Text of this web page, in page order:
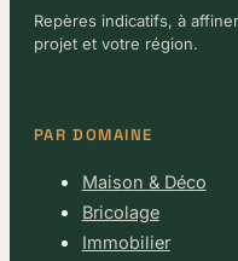
Repères indicatifs, à
projet et votre région.
PAR DOMAINE
Maison & Déco
Bricolage
Immobilier